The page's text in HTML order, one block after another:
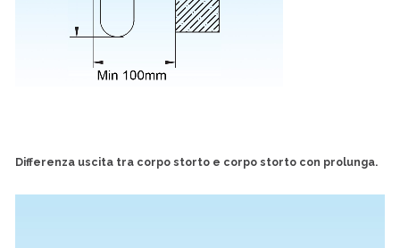
Differenza uscita tra corpo storto e corpo storto con prolunga.